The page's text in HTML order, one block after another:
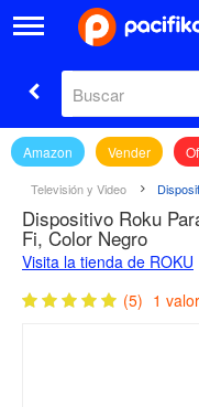
Amazon Vender
Televisión y Video
Dispositivo Roku
Fi, Color Negro
Visita la tienda de ROKU
(5) 1